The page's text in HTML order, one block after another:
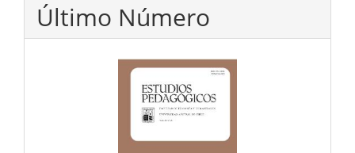
Último Número